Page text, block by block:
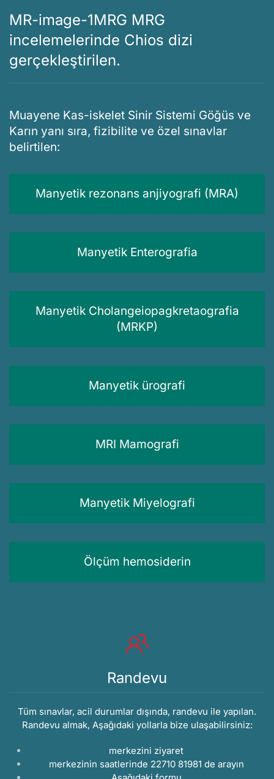
MR-image-1MRG MRG
incelemelerinde Chios dizi
gerçekleştirilen.
Muayene Kas-iskelet Sinir Sistemi Göğüs ve
Karın yanı sıra, fizibilite ve özel sınavlar
belirtilen:
Manyetik rezonans anjiyografi (MRA)
Manyetik Enterografia
Manyetik Cholangeiopagkretaografia
(MRKP)
Manyetik ürografi
MRI Mamografi
Manyetik Miyelografi
Ölçüm hemosiderin
Randevu
Tüm sınavlar, acil durumlar dışında, randevu ile yapılan.
Randevu almak, Aşağıdaki yollarla bize ulaşabilirsiniz:
merkezini ziyaret
merkezinin saatlerinde 22710 81981 de arayın